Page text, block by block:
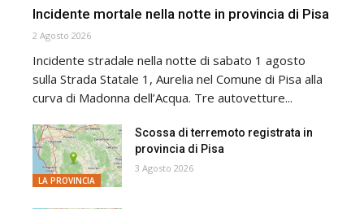
Incidente mortale nella notte in provincia di Pisa
2 Agosto 2026
Incidente stradale nella notte di sabato 1 agosto
sulla Strada Statale 1, Aurelia nel Comune di Pisa alla
curva di Madonna dell’Acqua. Tre autovetture...
LA PROVINCIA
Scossa di terremoto registrata in
provincia di Pisa
3 Agosto 2026